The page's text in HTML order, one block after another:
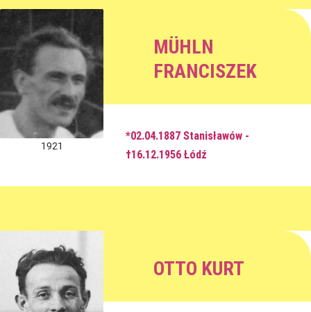
1921
MÜHLN
FRANCISZEK
*02.04.1887 Stanisławów -
†16.12.1956 Łódź
OTTO KURT